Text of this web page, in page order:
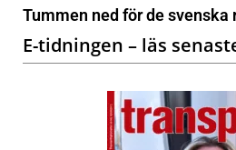
Tummen ned för de svenska
E-tidningen – läs